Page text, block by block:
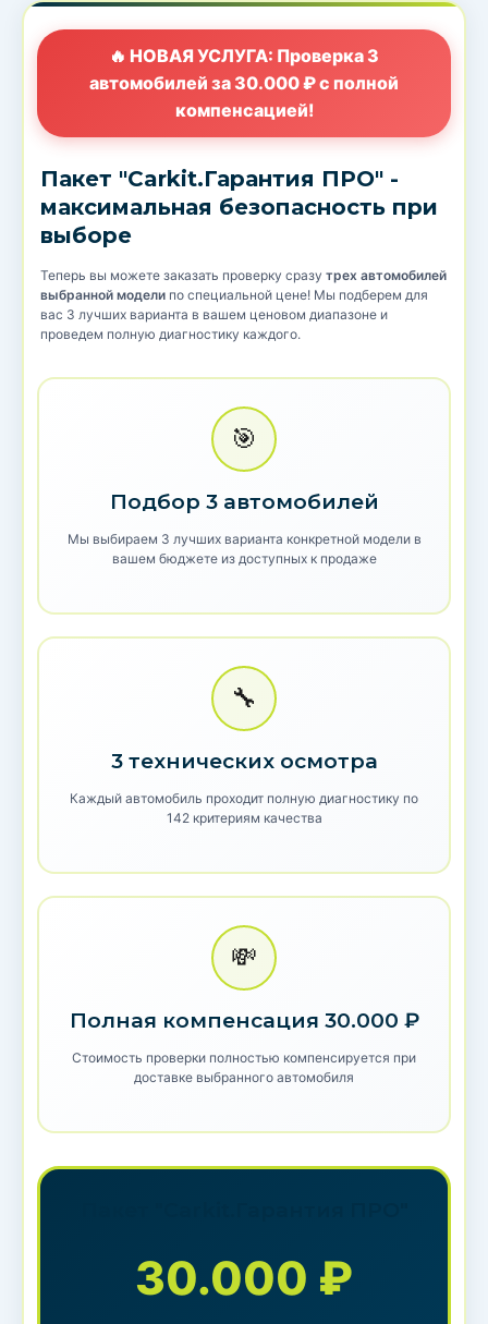
🔥 НОВАЯ УСЛУГА: Проверка 3
автомобилей за 30.000 ₽ с полной
компенсацией!
Пакет "Carkit.Гарантия ПРО" -
максимальная безопасность при
выборе
Теперь вы можете заказать проверку сразу трех автомобилей
выбранной модели по специальной цене! Мы подберем для
вас 3 лучших варианта в вашем ценовом диапазоне и
проведем полную диагностику каждого.
🎯
Подбор 3 автомобилей
Мы выбираем 3 лучших варианта конкретной модели в
вашем бюджете из доступных к продаже
🔧
3 технических осмотра
Каждый автомобиль проходит полную диагностику по
142 критериям качества
💸
Полная компенсация 30.000 ₽
Стоимость проверки полностью компенсируется при
доставке выбранного автомобиля
30.000 ₽